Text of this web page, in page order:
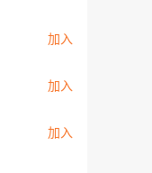
加入
加入
加入